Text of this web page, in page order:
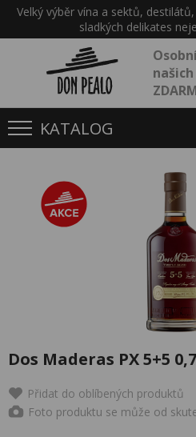
Velký výběr vína a sektů,
sladkých delikates
KATALOG
Dos Maderas PX 5+5
Přidat do oblíbených produktů
Foto produktu se může od